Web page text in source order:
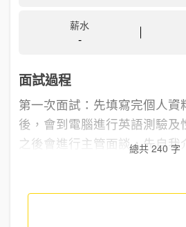
薪水
-
面試過程
第一次面試：先填寫完個人資
後，會到電腦進行英語測驗及
之後會進行主管面談，先自我
總共 240 字